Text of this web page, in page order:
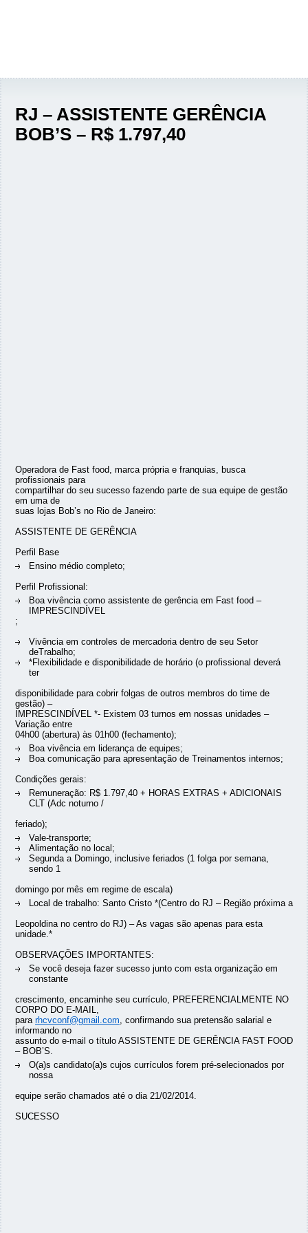
RJ – ASSISTENTE GERÊNCIA
BOB’S – R$ 1.797,40
Operadora de Fast food, marca própria e franquias, busca
profissionais para
compartilhar do seu sucesso fazendo parte de sua equipe de gestão
em uma de
suas lojas Bob’s no Rio de Janeiro:
ASSISTENTE DE GERÊNCIA
Perfil Base
Ensino médio completo;
Perfil Profissional:
Boa vivência como assistente de gerência em Fast food –
IMPRESCINDÍVEL
;
Vivência em controles de mercadoria dentro de seu Setor
deTrabalho;
*Flexibilidade e disponibilidade de horário (o profissional deverá
ter
disponibilidade para cobrir folgas de outros membros do time de
gestão) –
IMPRESCINDÍVEL *- Existem 03 turnos em nossas unidades –
Variação entre
04h00 (abertura) às 01h00 (fechamento);
Boa vivência em liderança de equipes;
Boa comunicação para apresentação de Treinamentos internos;
Condições gerais:
Remuneração: R$ 1.797,40 + HORAS EXTRAS + ADICIONAIS
CLT (Adc noturno /
feriado);
Vale-transporte;
Alimentação no local;
Segunda a Domingo, inclusive feriados (1 folga por semana,
sendo 1
domingo por mês em regime de escala)
Local de trabalho: Santo Cristo *(Centro do RJ – Região próxima a
Leopoldina no centro do RJ) – As vagas são apenas para esta
unidade.*
OBSERVAÇÕES IMPORTANTES:
Se você deseja fazer sucesso junto com esta organização em
constante
crescimento, encaminhe seu currículo, PREFERENCIALMENTE NO
CORPO DO E-MAIL,
para rhcvconf@gmail.com, confirmando sua pretensão salarial e
informando no
assunto do e-mail o título ASSISTENTE DE GERÊNCIA FAST FOOD
– BOB’S.
O(a)s candidato(a)s cujos currículos forem pré-selecionados por
nossa
equipe serão chamados até o dia 21/02/2014.
SUCESSO